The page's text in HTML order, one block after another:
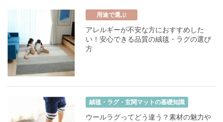
用途で選ぶ
アレルギーが不安な方におすすめした
い！安心できる品質の絨毯・ラグの選び
方
絨毯・ラグ・玄関マットの基礎知識
ウールラグってどう違う？素材の魅力や